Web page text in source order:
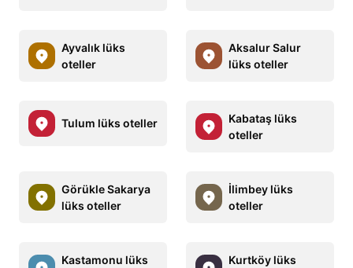
Ayvalık lüks
oteller
Aksalur Salur
lüks oteller
Tulum lüks oteller
Kabataş lüks
oteller
Görükle Sakarya
lüks oteller
İlimbey lüks
oteller
Kastamonu lüks
Kurtköy lüks